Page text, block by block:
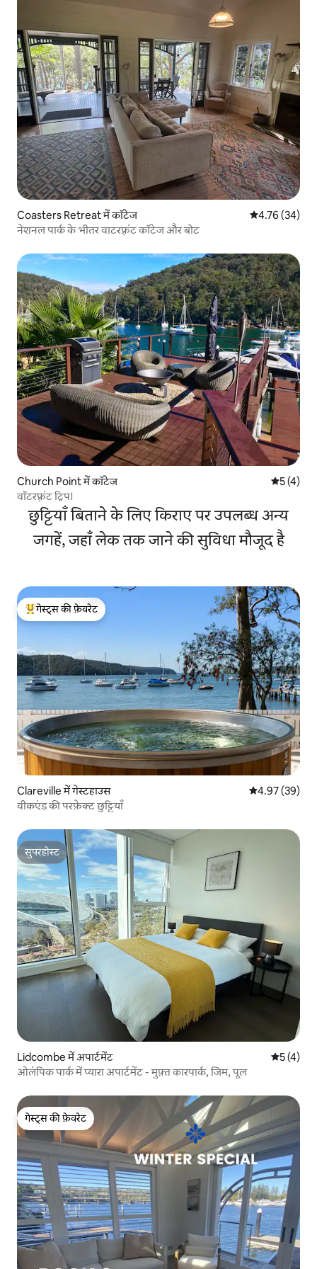
Coasters Retreat में कॉटेज औसत रेटिंग 5 में
4.76 (34)
नेशनल पार्क के भीतर वाटरफ़्रंट कॉटेज और बोट
Church Point में कॉटेज औसत रेटिंग
5 (4)
वॉटरफ़्रंट ट्रिप।
छुट्टियाँ बिताने के लिए किराए पर उपलब्ध अन्य
जगहें, जहाँ लेक तक जाने की सुविधा मौजूद है
गेस्ट्स का टॉप फ़ेवरेट
गेस्ट्स की फ़ेवरेट
Clareville में गेस्टहाउस औसत रेटिंग 5 में
4.97 (39)
वीकएंड की परफ़ेक्ट छुट्टियाँ
सुपरहोस्ट
सुपरहोस्ट
Lidcombe में अपार्टमेंट औसत रेटिंग
5 (4)
ओलंपिक पार्क में प्यारा अपार्टमेंट - मुफ़्त कारपार्क, जिम, पूल
गेस्ट्स की फ़ेवरेट
गेस्ट्स की फ़ेवरेट